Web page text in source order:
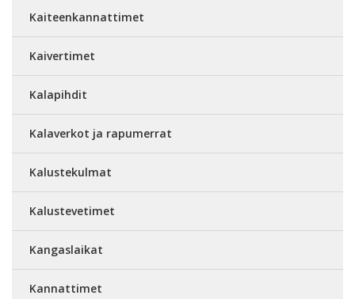
Kaiteenkannattimet
Kaivertimet
Kalapihdit
Kalaverkot ja rapumerrat
Kalustekulmat
Kalustevetimet
Kangaslaikat
Kannattimet